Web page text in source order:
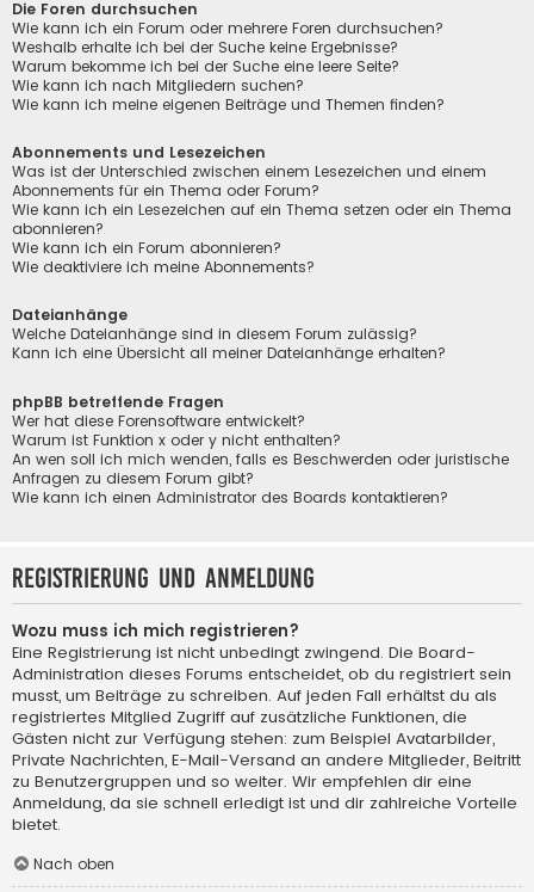
Die Foren durchsuchen
Wie kann ich ein Forum oder mehrere Foren durchsuchen?
Weshalb erhalte ich bei der Suche keine Ergebnisse?
Warum bekomme ich bei der Suche eine leere Seite?
Wie kann ich nach Mitgliedern suchen?
Wie kann ich meine eigenen Beiträge und Themen finden?
Abonnements und Lesezeichen
Was ist der Unterschied zwischen einem Lesezeichen und einem
Abonnements für ein Thema oder Forum?
Wie kann ich ein Lesezeichen auf ein Thema setzen oder ein Thema
abonnieren?
Wie kann ich ein Forum abonnieren?
Wie deaktiviere ich meine Abonnements?
Dateianhänge
Welche Dateianhänge sind in diesem Forum zulässig?
Kann ich eine Übersicht all meiner Dateianhänge erhalten?
phpBB betreffende Fragen
Wer hat diese Forensoftware entwickelt?
Warum ist Funktion x oder y nicht enthalten?
An wen soll ich mich wenden, falls es Beschwerden oder juristische
Anfragen zu diesem Forum gibt?
Wie kann ich einen Administrator des Boards kontaktieren?
Registrierung und Anmeldung
Wozu muss ich mich registrieren?
Eine Registrierung ist nicht unbedingt zwingend. Die Board-
Administration dieses Forums entscheidet, ob du registriert sein
musst, um Beiträge zu schreiben. Auf jeden Fall erhältst du als
registriertes Mitglied Zugriff auf zusätzliche Funktionen, die
Gästen nicht zur Verfügung stehen: zum Beispiel Avatarbilder,
Private Nachrichten, E-Mail-Versand an andere Mitglieder, Beitritt
zu Benutzergruppen und so weiter. Wir empfehlen dir eine
Anmeldung, da sie schnell erledigt ist und dir zahlreiche Vorteile
bietet.
Nach oben